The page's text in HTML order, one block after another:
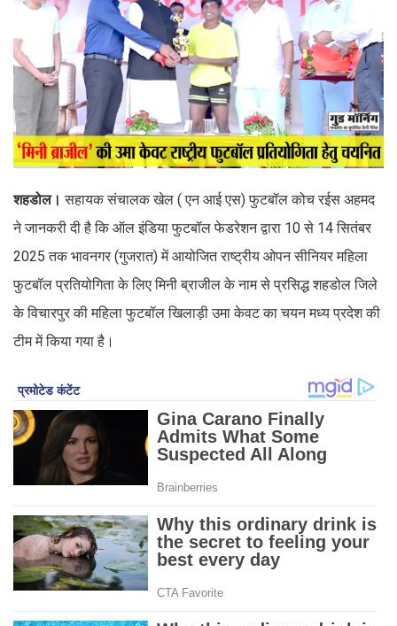
शहडोल।सहायक संचालक खेल ( एन आई एस) फुटबॉल कोच रईस अहमद
ने जानकरी दी है कि ऑल इंडिया फुटबॉल फेडरेशन द्वारा 10 से 14 सितंबर
2025 तक भावनगर (गुजरात) में आयोजित राष्ट्रीय ओपन सीनियर महिला
फुटबॉल प्रतियोगिता के लिए मिनी ब्राजील के नाम से प्रसिद्ध शहडोल जिले
के विचारपुर की महिला फुटबॉल खिलाड़ी उमा केवट का चयन मध्य प्रदेश की
टीम में किया गया है।